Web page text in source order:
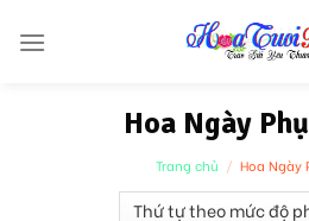
Hoa Ngày
Trang chủ / Hoa Ngày